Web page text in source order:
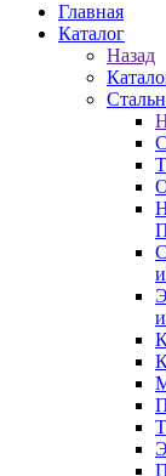
Главная
Каталог
Назад